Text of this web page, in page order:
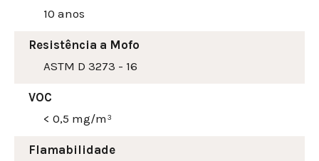
10 anos
Resistência a Mofo
ASTM D 3273 - 16
VOC
< 0,5 mg/m³
Flamabilidade